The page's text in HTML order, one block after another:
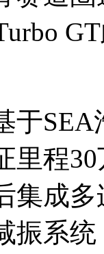
于
里程
集成
振系